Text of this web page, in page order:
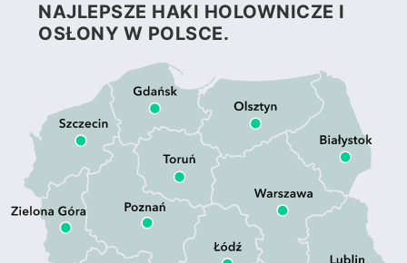
NAJLEPSZE HAKI HOLOWNICZE I
OSŁONY W POLSCE.